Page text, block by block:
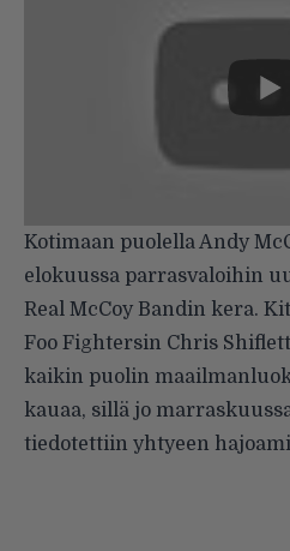
Kotimaan puolella Andy
elokuussa parrasvaloihin
Real McCoy Bandin kera.
Foo Fightersin Chris
kaikin puolin
kauaa, sillä jo
tiedotettiin yhtyeen